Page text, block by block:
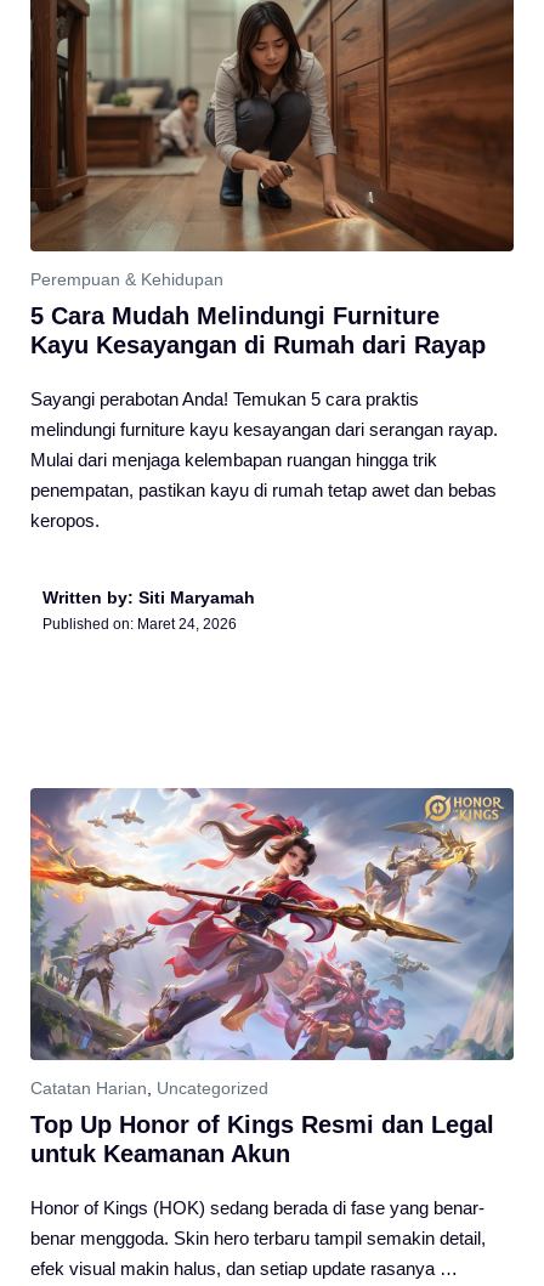
Perempuan & Kehidupan
5 Cara Mudah Melindungi Furniture
Kayu Kesayangan di Rumah dari Rayap
Sayangi perabotan Anda! Temukan 5 cara praktis
melindungi furniture kayu kesayangan dari serangan rayap.
Mulai dari menjaga kelembapan ruangan hingga trik
penempatan, pastikan kayu di rumah tetap awet dan bebas
keropos.
Written by: Siti Maryamah
Published on: Maret 24, 2026
Catatan Harian Uncategorized
Top Up Honor of Kings Resmi dan Legal
untuk Keamanan Akun
Honor of Kings (HOK) sedang berada di fase yang benar-
benar menggoda. Skin hero terbaru tampil semakin detail,
efek visual makin halus, dan setiap update rasanya …